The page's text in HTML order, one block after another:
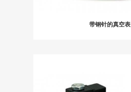
带钢针的真空表